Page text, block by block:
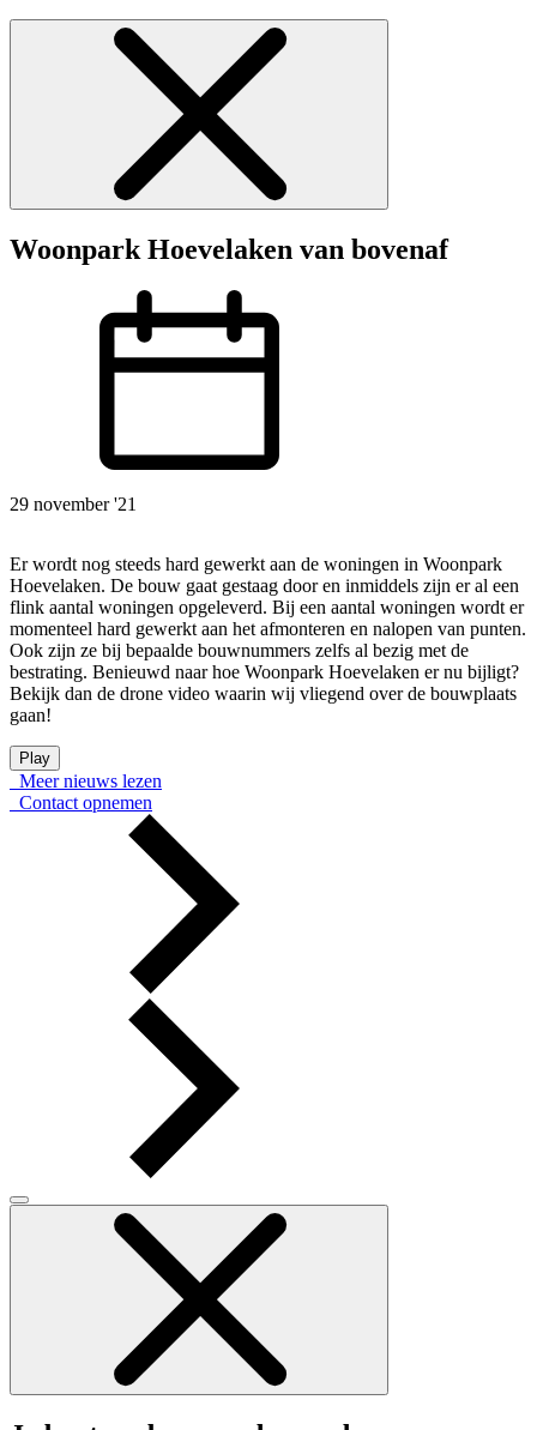
Woonpark Hoevelaken van bovenaf
29 november '21
Er wordt nog steeds hard gewerkt aan de woningen in Woonpark
Hoevelaken. De bouw gaat gestaag door en inmiddels zijn er al een
flink aantal woningen opgeleverd. Bij een aantal woningen wordt er
momenteel hard gewerkt aan het afmonteren en nalopen van punten.
Ook zijn ze bij bepaalde bouwnummers zelfs al bezig met de
bestrating. Benieuwd naar hoe Woonpark Hoevelaken er nu bijligt?
Bekijk dan de drone video waarin wij vliegend over de bouwplaats
gaan!
Play
Meer nieuws lezen
Contact opnemen